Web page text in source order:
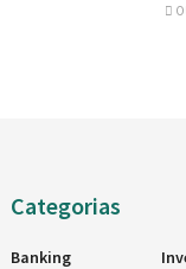
Categorias
Banking